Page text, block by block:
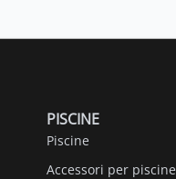
PISCINE
Piscine
Accessori per piscine